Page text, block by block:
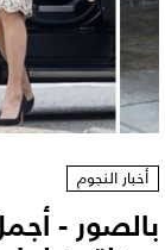
أخبار النجوم
بالصور -